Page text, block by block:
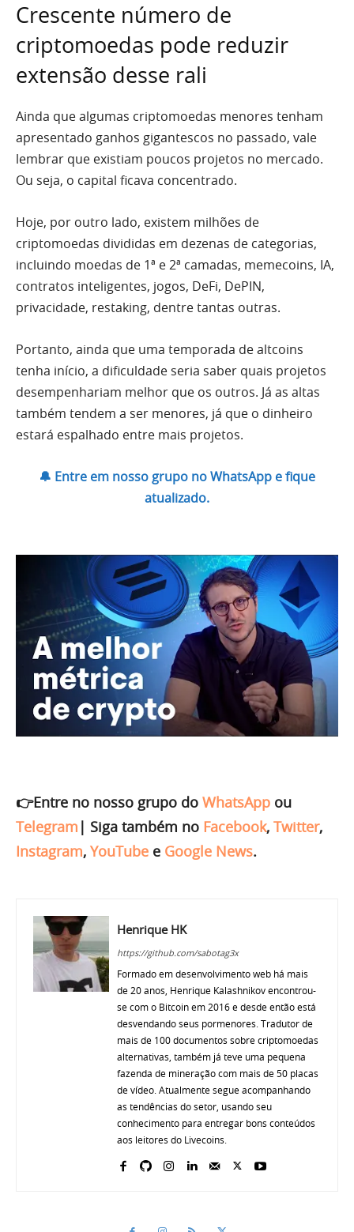
Crescente número de
criptomoedas pode reduzir
extensão desse rali
Ainda que algumas criptomoedas menores tenham
apresentado ganhos gigantescos no passado, vale
lembrar que existiam poucos projetos no mercado.
Ou seja, o capital ficava concentrado.
Hoje, por outro lado, existem milhões de
criptomoedas divididas em dezenas de categorias,
incluindo moedas de 1ª e 2ª camadas, memecoins, IA,
contratos inteligentes, jogos, DeFi, DePIN,
privacidade, restaking, dentre tantas outras.
Portanto, ainda que uma temporada de altcoins
tenha início, a dificuldade seria saber quais projetos
desempenhariam melhor que os outros. Já as altas
também tendem a ser menores, já que o dinheiro
estará espalhado entre mais projetos.
🔔 Entre em nosso grupo no WhatsApp e fique
atualizado.
👉Entre no nosso grupo do WhatsApp ou
Telegram | Siga também no Facebook, Twitter,
Instagram, YouTube e Google News.
Henrique HK
https://github.com/sabotag3x
Formado em desenvolvimento web há mais
de 20 anos, Henrique Kalashnikov encontrou-
se com o Bitcoin em 2016 e desde então está
desvendando seus pormenores. Tradutor de
mais de 100 documentos sobre criptomoedas
alternativas, também já teve uma pequena
fazenda de mineração com mais de 50 placas
de vídeo. Atualmente segue acompanhando
as tendências do setor, usando seu
conhecimento para entregar bons conteúdos
aos leitores do Livecoins.